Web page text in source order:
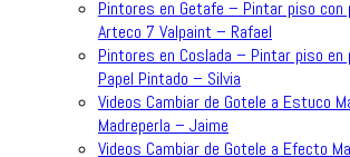
Pintores en Getafe – Pintar piso con
Arteco 7 Valpaint – Rafael
Pintores en Coslada – Pintar piso
Papel Pintado – Silvia
Videos Cambiar de Gotele a Estuco
Madreperla – Jaime
Videos Cambiar de Gotele a Efecto